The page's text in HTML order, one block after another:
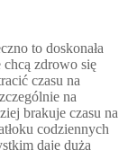
to doskonała
zdrowo się
czasu na
na
brakuje czasu na
codziennych
daje dużą